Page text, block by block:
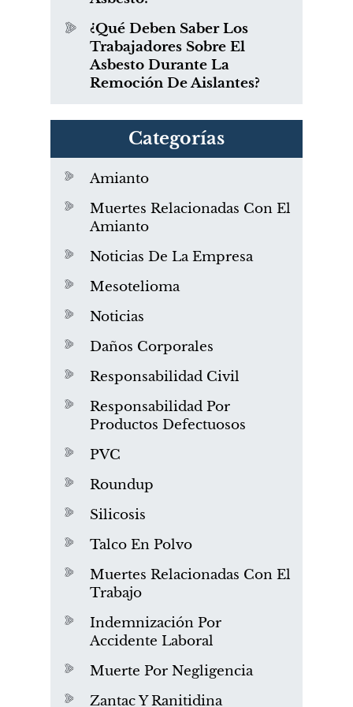
¿Qué Deben Saber Los
Trabajadores Sobre El
Asbesto Durante La
Remoción De Aislantes?
Categorías
Amianto
Muertes Relacionadas Con El
Amianto
Noticias De La Empresa
Mesotelioma
Noticias
Daños Corporales
Responsabilidad Civil
Responsabilidad Por
Productos Defectuosos
PVC
Roundup
Silicosis
Talco En Polvo
Muertes Relacionadas Con El
Trabajo
Indemnización Por
Accidente Laboral
Muerte Por Negligencia
Zantac Y Ranitidina